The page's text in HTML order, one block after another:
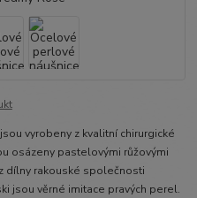
vyrobeny z kvalitní chirurgické
osázeny pastelovými růžovými
dílny rakouské společnosti
jsou věrné imitace pravých perel.